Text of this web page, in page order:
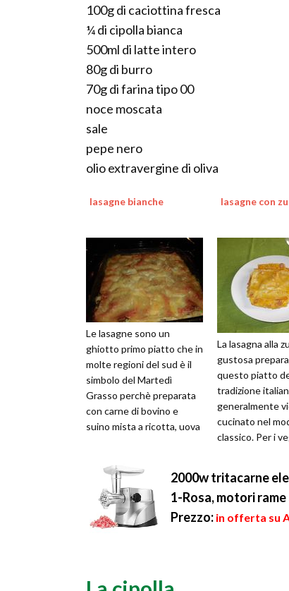
100g di caciottina fresca
¼ di cipolla bianca
500ml di latte intero
80g di burro
70g di farina tipo 00
noce moscata
sale
pepe nero
olio extravergine di oliva
lasagne bianche
Le lasagne sono un
ghiotto primo piatto che in
molte regioni del sud è il
simbolo del Martedì
Grasso perchè preparata
con carne di bovino e
suino mista a ricotta, uova
lasagne con
La lasagna alla
gustosa
questo piatto
tradizione
generalmente
cucinato nel
classico. Per i
2000w tritacarne
1-Rosa, motori
Prezzo: in offerta su